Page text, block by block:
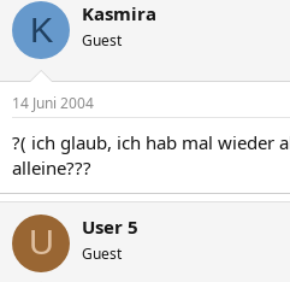
K Kasmira
Guest
14 Juni 2004
?( ich glaub, ich hab mal wieder
alleine???
U User 5
Guest